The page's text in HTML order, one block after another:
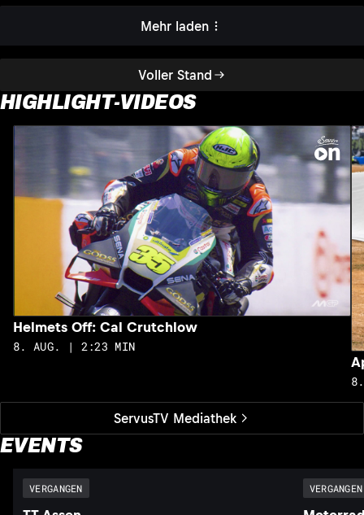
Voller Stand
Mehr laden
HIGHLIGHT-VIDEOS
ServusTV Mediathek
Helmets Off: Cal Crutchlow
8. AUG. | 2:23 MIN
EVENTS
VERGANGEN VERGANGEN